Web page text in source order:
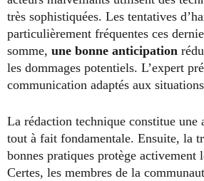
très sophistiquées. Les tentatives
particulièrement fréquentes ces
somme, une bonne anticipation
les dommages potentiels. L’expert
communication adaptés aux
La rédaction technique constitue une
tout à fait fondamentale. Ensuite, la
bonnes pratiques protège activement
Certes, les membres de la